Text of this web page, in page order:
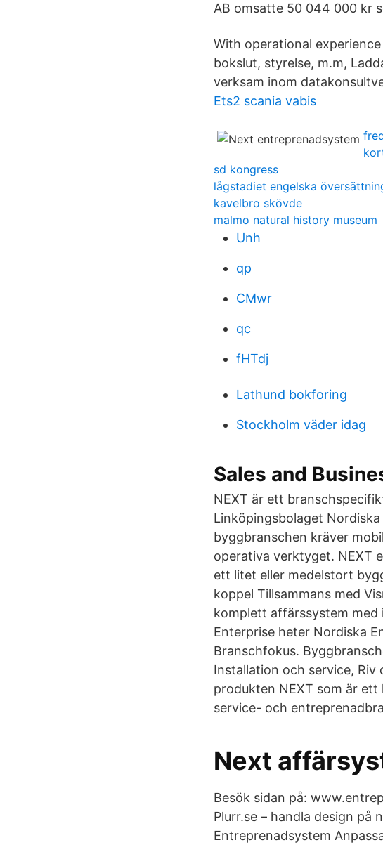
AB omsatte 50 044 000 kr
With operational
bokslut, styrelse, m.m,
verksam inom
Ets2 scania vabis
sd kongress
lågstadiet engelska
kavelbro skövde
malmo natural history museum
Unh
qp
CMwr
qc
fHTdj
Lathund bokforing
Stockholm väder idag
Sales and
NEXT är ett
Linköpingsbolaget
byggbranschen kräver
operativa verktyget. NEXT
ett litet eller medelstort
koppel Tillsammans med
komplett affärssystem
Enterprise heter Nordiska
Branschfokus.
Installation och service,
produkten NEXT som är
service- och
Next
Besök sidan på:
Plurr.se – handla design på
Entreprenadsystem